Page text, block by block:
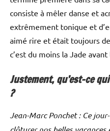
consiste à mêler danse et
extrêmement tonique et
aimé rire et était toujours
c’est du moins la Jade
Justement, qu’est-ce
?
Jean-Marc Ponchet : Ce